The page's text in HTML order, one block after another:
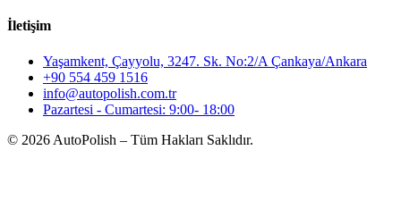
İletişim
Yaşamkent, Çayyolu, 3247. Sk. No:2/A Çankaya/Ankara
+90 554 459 1516
info@autopolish.com.tr
Pazartesi - Cumartesi: 9:00- 18:00
© 2026 AutoPolish – Tüm Hakları Saklıdır.